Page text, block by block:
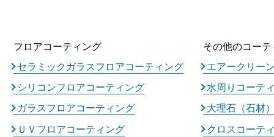
フロアコーティング
セラミックガラスフロアコーティング
シリコンフロアコーティング
ガラスフロアコーティング
ＵＶフロアコーティング
その他のコー
エアークリー
水周りコーテ
大理石（石材
クロスコーテ